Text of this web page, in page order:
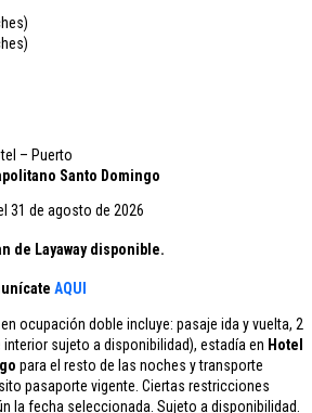
– Puerto
Santo Domingo
31 de agosto de 2026
de Layaway disponible.
AQUI
ocupación doble incluye: pasaje ida y vuelta, 2
sujeto a disponibilidad), estadía en Hotel
para el resto de las noches y transporte
pasaporte vigente. Ciertas restricciones
la fecha seleccionada. Sujeto a disponibilidad.